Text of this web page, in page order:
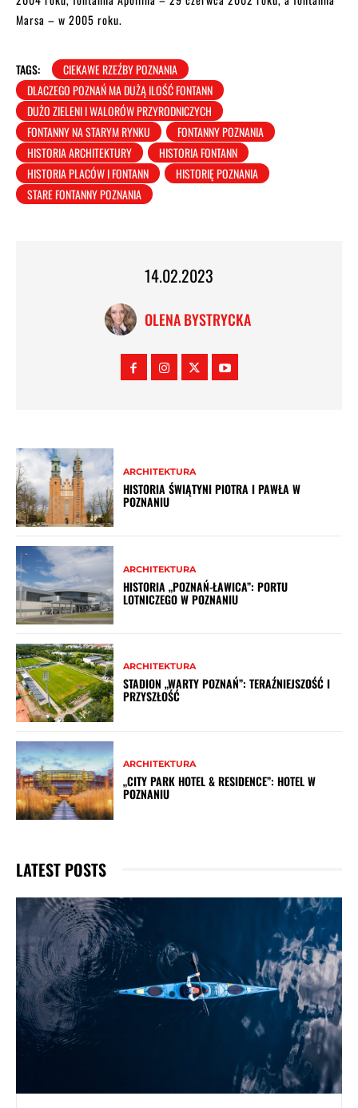
Marsa – w 2005 roku.
TAGS:
CIEKAWE RZEŹBY POZNANIA
DLACZEGO POZNAŃ MA DUŻĄ ILOŚĆ FONTANN
DUŻO ZIELENI I WALORÓW PRZYRODNICZYCH
FONTANNY NA STARYM RYNKU
FONTANNY POZNANIA
HISTORIA ARCHITEKTURY
HISTORIA FONTANN
HISTORIA PLACÓW I FONTANN
HISTORIĘ POZNANIA
STARE FONTANNY POZNANIA
14.02.2023
OLENA BYSTRYCKA
ARCHITEKTURA
HISTORIA ŚWIĄTYNI PIOTRA I PAWŁA W
POZNANIU
ARCHITEKTURA
HISTORIA „POZNAŃ-ŁAWICA”: PORTU
LOTNICZEGO W POZNANIU
ARCHITEKTURA
STADION „WARTY POZNAŃ”: TERAŹNIEJSZOŚĆ I
PRZYSZŁOŚĆ
ARCHITEKTURA
„CITY PARK HOTEL & RESIDENCE”: HOTEL W
POZNANIU
LATEST POSTS